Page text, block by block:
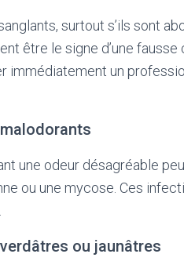
surtout s’ils sont
être le signe d’une
immédiatement un
une odeur désagréable
ou une mycose. Ces
ou jaunâtres